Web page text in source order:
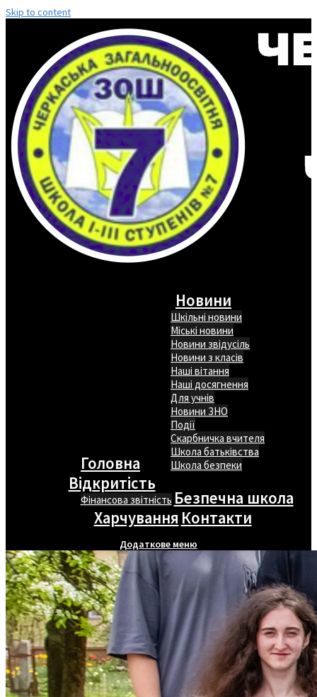
Skip to content
Головна
Новини
Шкільні новини
Міські новини
Новини звідусіль
Новини з класів
Наші вітання
Наші досягнення
Для учнів
Новини ЗНО
Події
Скарбничка вчителя
Школа батьківства
Школа безпеки
Відкритість
Фінансова звітність Безпечна школа
Харчування Контакти
Додаткове меню